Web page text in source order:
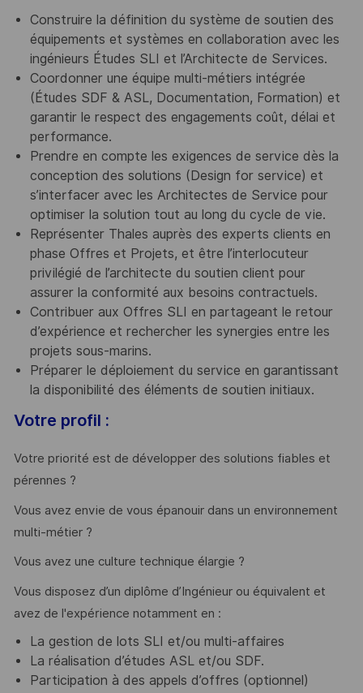
Construire la définition du système de soutien des
équipements et systèmes en collaboration avec les
ingénieurs Études SLI et l’Architecte de Services.
Coordonner une équipe multi-métiers intégrée
(Études SDF & ASL, Documentation, Formation) et
garantir le respect des engagements coût, délai et
performance.
Prendre en compte les exigences de service dès la
conception des solutions (Design for service) et
s’interfacer avec les Architectes de Service pour
optimiser la solution tout au long du cycle de vie.
Représenter Thales auprès des experts clients en
phase Offres et Projets, et être l’interlocuteur
privilégié de l’architecte du soutien client pour
assurer la conformité aux besoins contractuels.
Contribuer aux Offres SLI en partageant le retour
d’expérience et rechercher les synergies entre les
projets sous-marins.
Préparer le déploiement du service en garantissant
la disponibilité des éléments de soutien initiaux.
Votre profil :
Votre priorité est de développer des solutions fiables et
pérennes ?
Vous avez envie de vous épanouir dans un environnement
multi-métier ?
Vous avez une culture technique élargie ?
Vous disposez d’un diplôme d’Ingénieur ou équivalent et
avez de l'expérience notamment en :
La gestion de lots SLI et/ou multi-affaires
La réalisation d’études ASL et/ou SDF.
Participation à des appels d’offres (optionnel)